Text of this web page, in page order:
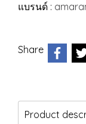
แบรนด์ :
Share
Product